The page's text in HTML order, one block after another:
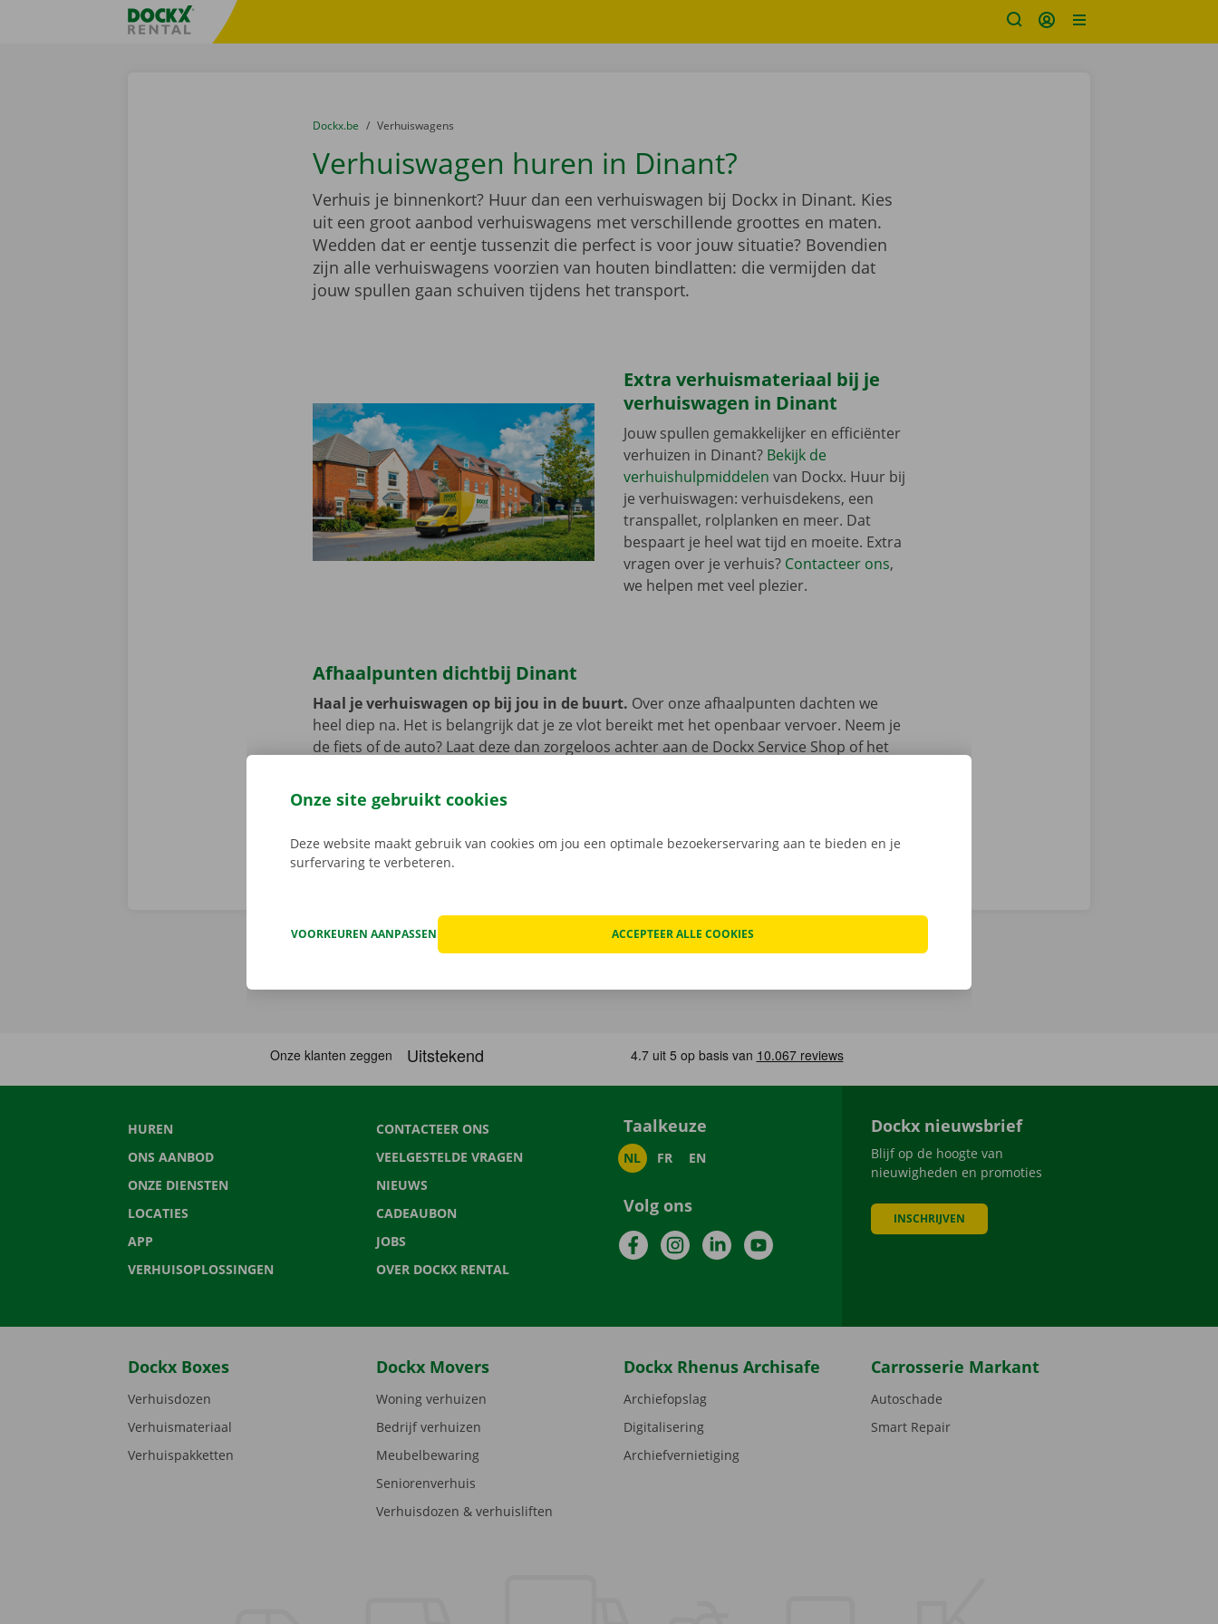
Taalselectie overslaanFratello DEMO
U bevindt zich hier:
van
Dockx.be naar
Verhuiswagens
Verhuiswagen huren in Dinant?
Verhuis je binnenkort? Huur dan een verhuiswagen bij Dockx in Dinant. Kies
uit een groot aanbod verhuiswagens met verschillende groottes en maten.
Wedden dat er eentje tussenzit die perfect is voor jouw situatie? Bovendien
zijn alle verhuiswagens voorzien van houten bindlatten: die vermijden dat
jouw spullen gaan schuiven tijdens het transport.
Extra verhuismateriaal bij je
verhuiswagen in Dinant
Jouw spullen gemakkelijker en efficiënter
verhuizen in Dinant? Bekijk de
verhuishulpmiddelen van Dockx. Huur bij
je verhuiswagen: verhuisdekens, een
transpallet, rolplanken en meer. Dat
bespaart je heel wat tijd en moeite. Extra
vragen over je verhuis? Contacteer ons,
we helpen met veel plezier.
Afhaalpunten dichtbij Dinant
Haal je verhuiswagen op bij jou in de buurt. Over onze afhaalpunten dachten we
heel diep na. Het is belangrijk dat je ze vlot bereikt met het openbaar vervoer. Neem je
de fiets of de auto? Laat deze dan zorgeloos achter aan de Dockx Service Shop of het
HUREN
ONS AANBOD
ONZE DIENSTEN
LOCATIES
APP
VERHUISOPLOSSINGEN
CONTACTEER ONS
VEELGESTELDE VRAGEN
NIEUWS
CADEAUBON
JOBS
OVER DOCKX RENTAL
Taalkeuze
NL FR EN
Volg ons
FacebookInstagramLinkedInYouTube
Dockx nieuwsbrief
Blijf op de hoogte van
nieuwigheden en promoties
INSCHRIJVEN
Dockx Boxes
Verhuisdozen
Verhuismateriaal
Verhuispakketten
Dockx Movers
Woning verhuizen
Bedrijf verhuizen
Meubelbewaring
Seniorenverhuis
Verhuisdozen & verhuisliften
Dockx Rhenus Archisafe
Archiefopslag
Digitalisering
Archiefvernietiging
Carrosserie Markant
Autoschade
Smart Repair
Onze site gebruikt cookies
Deze website maakt gebruik van cookies om jou een optimale bezoekerservaring aan te bieden en je
surfervaring te verbeteren.
VOORKEUREN AANPASSEN ACCEPTEER ALLE COOKIES